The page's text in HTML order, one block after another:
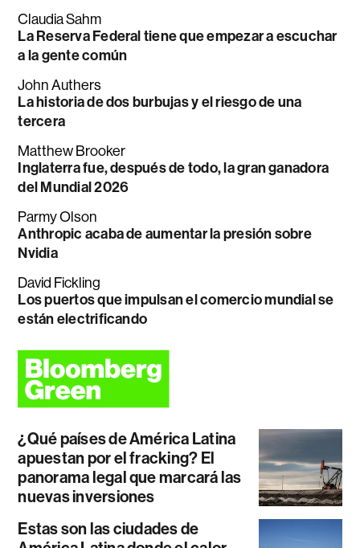
Claudia Sahm
La Reserva Federal tiene que empezar a escuchar
a la gente común
John Authers
La historia de dos burbujas y el riesgo de una
tercera
Matthew Brooker
Inglaterra fue, después de todo, la gran ganadora
del Mundial 2026
Parmy Olson
Anthropic acaba de aumentar la presión sobre
Nvidia
David Fickling
Los puertos que impulsan el comercio mundial se
están electrificando
¿Qué países de América Latina
apuestan por el fracking? El
panorama legal que marcará las
nuevas inversiones
Estas son las ciudades de